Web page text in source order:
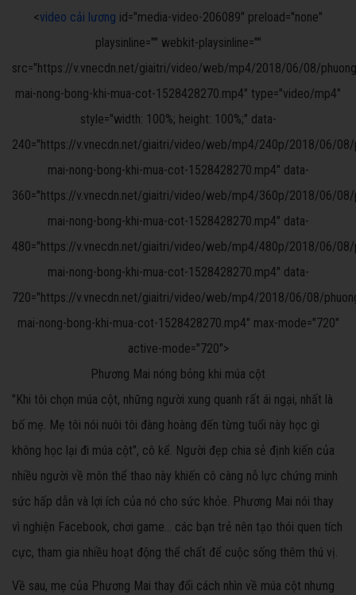
<video cải lương id="media-video-206089" preload="none"
playsinline="" webkit-playsinline=""
src="https://v.vnecdn.net/giaitri/video/web/mp4/2018/06/08/
mai-nong-bong-khi-mua-cot-1528428270.mp4" type="video/mp4"
style="width: 100%; height: 100%;" data-
240="https://v.vnecdn.net/giaitri/video/web/mp4/240p/2018/06/08/
mai-nong-bong-khi-mua-cot-1528428270.mp4" data-
360="https://v.vnecdn.net/giaitri/video/web/mp4/360p/2018/06/08/
mai-nong-bong-khi-mua-cot-1528428270.mp4" data-
480="https://v.vnecdn.net/giaitri/video/web/mp4/480p/2018/06/08/
mai-nong-bong-khi-mua-cot-1528428270.mp4" data-
720="https://v.vnecdn.net/giaitri/video/web/mp4/2018/06/08/
mai-nong-bong-khi-mua-cot-1528428270.mp4" max-mode="720"
active-mode="720">
Phương Mai nóng bỏng khi múa cột
"Khi tôi chọn múa cột, những người xung quanh rất ái ngại, nhất là
bố mẹ. Mẹ tôi nói nuôi tôi đàng hoàng đến từng tuổi này học gì
không học lại đi múa cột", cô kể. Người đẹp chia sẻ định kiến của
nhiều người về môn thể thao này khiến cô càng nỗ lực chứng minh
sức hấp dẫn và lợi ích của nó cho sức khỏe. Phương Mai nói thay
vì nghiện Facebook, chơi game... các bạn trẻ nên tạo thói quen tích
cực, tham gia nhiều hoạt động thể chất để cuộc sống thêm thú vị.
Về sau, mẹ của Phương Mai thay đổi cách nhìn về múa cột nhưng